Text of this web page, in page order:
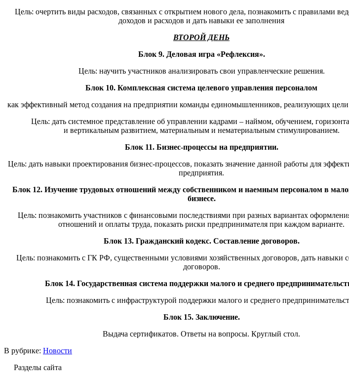
Цель: очертить виды расходов, связанных с открытием нового дела, познакомить с правилами
доходов и расходов и дать навыки ее заполнения
ВТОРОЙ ДЕНЬ
Блок 9. Деловая игра «Рефлексия».
Цель: научить участников анализировать свои управленческие решения.
Блок 10. Комплексная система целевого управления персоналом
как эффективный метод создания на предприятии команды единомышленников, реализующих цели
Цель: дать системное представление об управлении кадрами – наймом, обучением,
и вертикальным развитием, материальным и нематериальным стимулированием.
Блок 11. Бизнес-процессы на предприятии.
Цель: дать навыки проектирования бизнес-процессов, показать значение данной работы для
предприятия.
Блок 12. Изучение трудовых отношений между собственником и наемным персоналом в
бизнесе.
Цель: познакомить участников с финансовыми последствиями при разных вариантах
отношений и оплаты труда, показать риски предпринимателя при каждом варианте.
Блок 13. Гражданский кодекс. Составление договоров.
Цель: познакомить с ГК РФ, существенными условиями хозяйственных договоров, дать навыки
договоров.
Блок 14. Государственная система поддержки малого и среднего
Цель: познакомить с инфраструктурой поддержки малого и среднего
Блок 15. Заключение.
Выдача сертификатов. Ответы на вопросы. Круглый стол.
В рубрике: Новости
Разделы сайта